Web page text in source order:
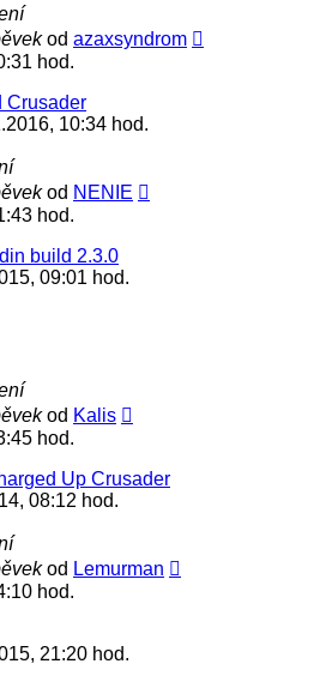
od azaxsyndrom
hod.
Crusader
10:34 hod.
od NENIE
hod.
build 2.3.0
09:01 hod.
od Kalis
hod.
Up Crusader
08:12 hod.
od Lemurman
hod.
21:20 hod.